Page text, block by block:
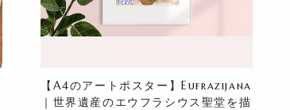
【A4のアートポスター】Eufrazijana
｜世界遺産のエウフラシウス聖堂を描